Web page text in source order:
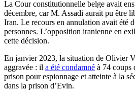
La Cour constitutionnelle belge avait
décembre, car M. Assadi aurait pu être
Iran. Le recours en annulation avait été
personnes. L’opposition iranienne en
cette décision.
En janvier 2023, la situation de Olivier
aggravée : il a été condamné à 74 coups
prison pour espionnage et atteinte à la
dans la prison d’Evin.